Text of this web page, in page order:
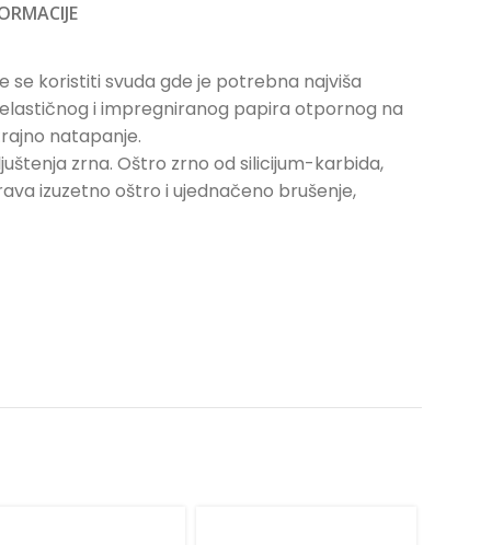
se koristiti svuda gde je potrebna najviša
i impregniranog papira otpornog na
natapanje.
zrna. Oštro zrno od silicijum-karbida,
izuzetno oštro i ujednačeno brušenje,